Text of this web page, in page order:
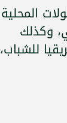
البطولات المحلية
الدوري الإسباني، وكذلك
للشباب،